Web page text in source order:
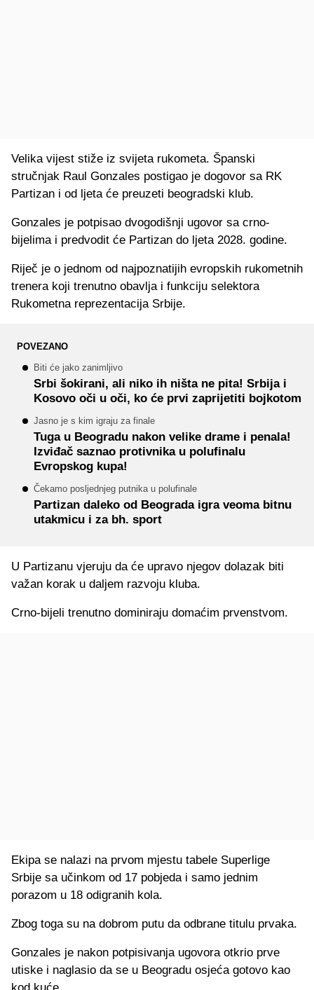
Velika vijest stiže iz svijeta rukometa. Španski
stručnjak Raul Gonzales postigao je dogovor sa RK
Partizan i od ljeta će preuzeti beogradski klub.
Gonzales je potpisao dvogodišnji ugovor sa crno-
bijelima i predvodit će Partizan do ljeta 2028. godine.
Riječ je o jednom od najpoznatijih evropskih rukometnih
trenera koji trenutno obavlja i funkciju selektora
Rukometna reprezentacija Srbije.
POVEZANO
Biti će jako zanimljivo
Srbi šokirani, ali niko ih ništa ne pita! Srbija i
Kosovo oči u oči, ko će prvi zaprijetiti bojkotom
Jasno je s kim igraju za finale
Tuga u Beogradu nakon velike drame i penala!
Izviđač saznao protivnika u polufinalu
Evropskog kupa!
Čekamo posljednjeg putnika u polufinale
Partizan daleko od Beograda igra veoma bitnu
utakmicu i za bh. sport
U Partizanu vjeruju da će upravo njegov dolazak biti
važan korak u daljem razvoju kluba.
Crno-bijeli trenutno dominiraju domaćim prvenstvom.
Ekipa se nalazi na prvom mjestu tabele Superlige
Srbije sa učinkom od 17 pobjeda i samo jednim
porazom u 18 odigranih kola.
Zbog toga su na dobrom putu da odbrane titulu prvaka.
Gonzales je nakon potpisivanja ugovora otkrio prve
utiske i naglasio da se u Beogradu osjeća gotovo kao